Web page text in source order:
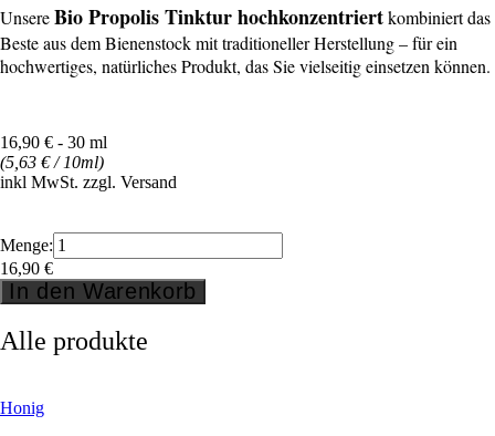
UnsereBio Propolis Tinktur hochkonzentriertkombiniert das
Beste aus dem Bienenstock mit traditioneller Herstellung – für ein
hochwertiges, natürliches Produkt, das Sie vielseitig einsetzen können.
16,90 € - 30 ml
(5,63 €/ 10ml)
inkl MwSt. zzgl. Versand
Menge:
16,90 €
In den Warenkorb
Alle produkte
Honig